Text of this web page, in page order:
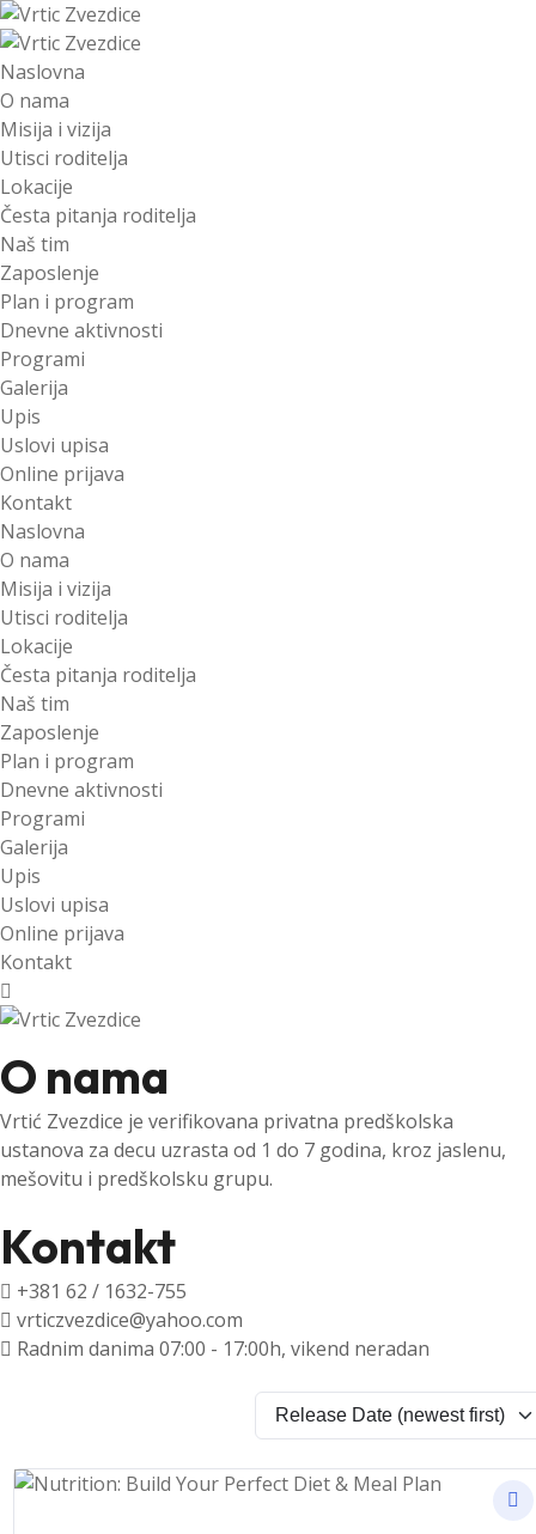
Naslovna
O nama
Misija i vizija
Utisci roditelja
Lokacije
Česta pitanja roditelja
Naš tim
Zaposlenje
Plan i program
Dnevne aktivnosti
Programi
Galerija
Upis
Uslovi upisa
Online prijava
Kontakt
Naslovna
O nama
Misija i vizija
Utisci roditelja
Lokacije
Česta pitanja roditelja
Naš tim
Zaposlenje
Plan i program
Dnevne aktivnosti
Programi
Galerija
Upis
Uslovi upisa
Online prijava
Kontakt
O nama
Vrtić Zvezdice je verifikovana privatna predškolska
ustanova za decu uzrasta od 1 do 7 godina, kroz jaslenu,
mešovitu i predškolsku grupu.
Kontakt
+381 62 / 1632-755
vrticzvezdice@yahoo.com
Radnim danima 07:00 - 17:00h, vikend neradan